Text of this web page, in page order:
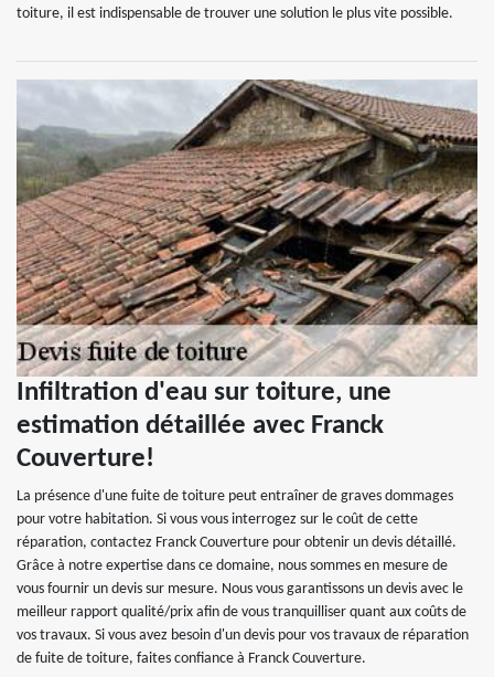
toiture, il est indispensable de trouver une solution le plus vite possible.
Infiltration d'eau sur toiture, une
estimation détaillée avec Franck
Couverture!
La présence d'une fuite de toiture peut entraîner de graves dommages
pour votre habitation. Si vous vous interrogez sur le coût de cette
réparation, contactez Franck Couverture pour obtenir un devis détaillé.
Grâce à notre expertise dans ce domaine, nous sommes en mesure de
vous fournir un devis sur mesure. Nous vous garantissons un devis avec le
meilleur rapport qualité/prix afin de vous tranquilliser quant aux coûts de
vos travaux. Si vous avez besoin d'un devis pour vos travaux de réparation
de fuite de toiture, faites confiance à Franck Couverture.